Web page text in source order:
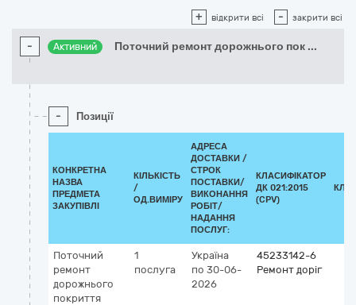
+ відкрити всі - закрити всі
- Активний Поточний ремонт дорожнього пок ...
- Позиції
КОНКРЕТНА
НАЗВА
ПРЕДМЕТА
ЗАКУПІВЛІ
КІЛЬКІСТЬ
/
ОД.ВИМІРУ
АДРЕСА
ДОСТАВКИ /
СТРОК
ПОСТАВКИ/
ВИКОНАННЯ
РОБІТ/
НАДАННЯ
ПОСЛУГ:
КЛАСИФІКАТОР
ДК 021:2015
(CPV)
Поточний
ремонт
дорожнього
покриття
1
послуга
Україна
по 30-06-
2026
45233142-6
Ремонт доріг